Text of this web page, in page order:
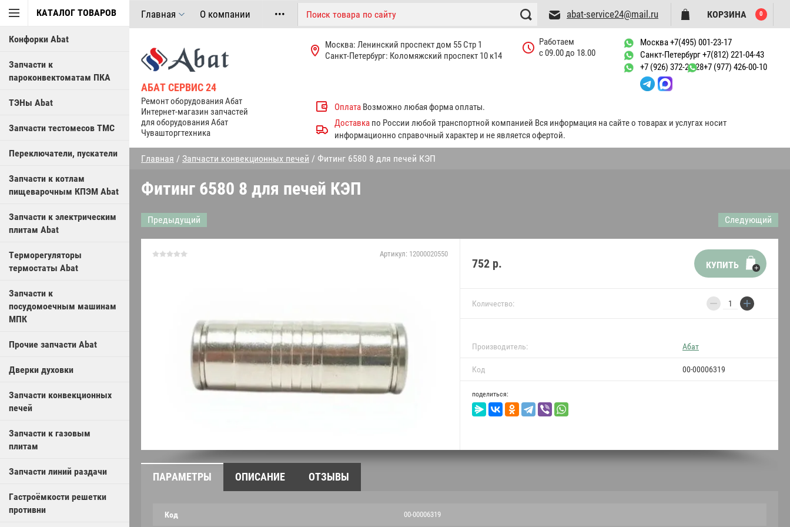
КАТАЛОГ ТОВАРОВ
Конфорки Abat
Запчасти к
пароконвектоматам ПКА
ТЭНы Abat
Запчасти тестомесов ТМС
Переключатели, пускатели
Запчасти к котлам
пищеварочным КПЭМ Abat
Запчасти к электрическим
плитам Abat
Терморегуляторы
термостаты Abat
Запчасти к
посудомоечным машинам
МПК
Прочие запчасти Abat
Дверки духовки
Запчасти конвекционных
печей
Запчасти к газовым
плитам
Запчасти линий раздачи
Гастроёмкости решетки
противни
Главная О компании ••• abat-service24@mail.ru КОРЗИНА 0
АБАТ СЕРВИС 24
Ремонт оборудования Абат
Интернет-магазин запчастей
для оборудования Абат
Чувашторгтехника
Москва: Ленинский проспект дом 55 Стр 1
Санкт-Петербург: Коломяжский проспект 10 к14
Работаем
с 09.00 до 18.00
Москва +7(495) 001-23-17
Санкт-Петербург +7(812) 221-04-43
+7 (926) 372-21-28+7 (977) 426-00-10
Оплата Возможно любая форма оплаты.
Доставка по России любой транспортной компанией Вся информация на сайте о товарах и услугах носит
информационно справочный характер и не является офертой.
Главная / Запчасти конвекционных печей / Фитинг 6580 8 для печей КЭП
Фитинг 6580 8 для печей КЭП
Предыдущий Следующий
Артикул: 12000020550
752 р. КУПИТЬ
Количество: − +
Производитель: Абат
Код 00-00006319
поделиться:
ПАРАМЕТРЫ ОПИСАНИЕ ОТЗЫВЫ
Код 00-00006319